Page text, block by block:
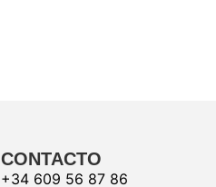
CONTACTO
+34 609 56 87 86